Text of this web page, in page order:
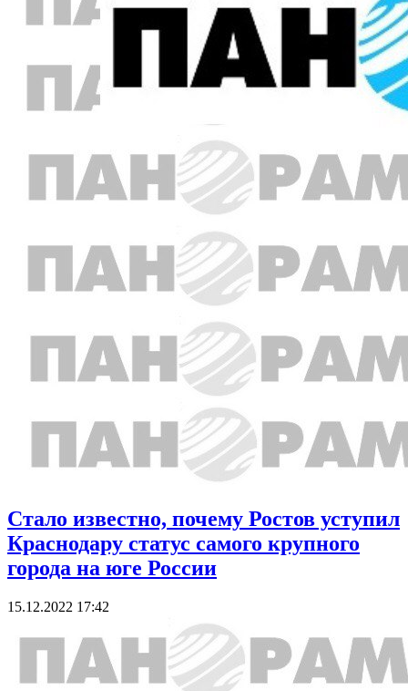
Стало известно, почему Ростов уступил
Краснодару статус самого крупного
города на юге России
15.12.2022 17:42